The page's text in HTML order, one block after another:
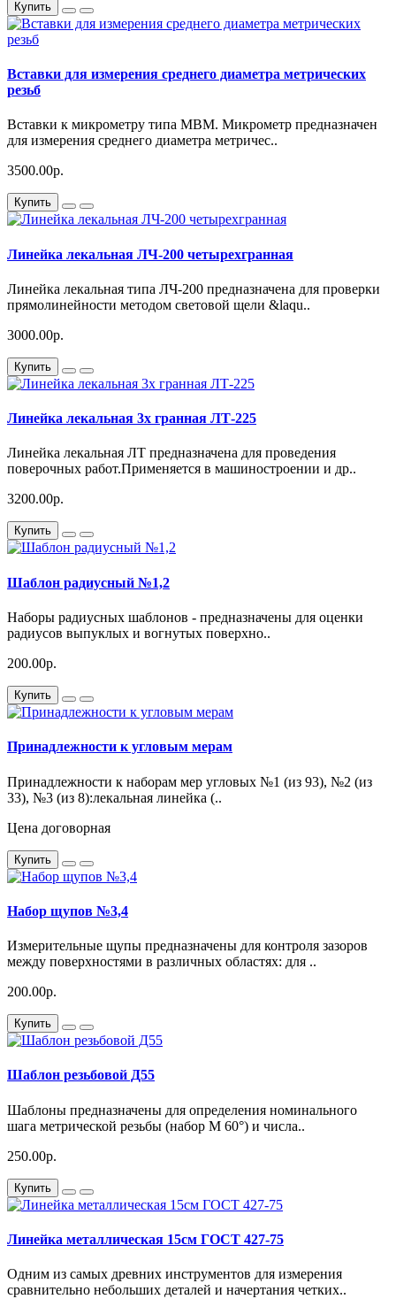
Купить
Вставки для измерения среднего диаметра метрических
резьб
Вставки к микрометру типа МВМ. Микрометр предназначен
для измерения среднего диаметра метричес..
3500.00р.
Купить
Линейка лекальная ЛЧ-200 четырехгранная
Линейка лекальная типа ЛЧ-200 предназначена для проверки
прямолинейности методом световой щели &laqu..
3000.00р.
Купить
Линейка лекальная 3х гранная ЛТ-225
Линейка лекальная ЛТ предназначена для проведения
поверочных работ.Применяется в машиностроении и др..
3200.00р.
Купить
Шаблон радиусный №1,2
Наборы радиусных шаблонов - предназначены для оценки
радиусов выпуклых и вогнутых поверхно..
200.00р.
Купить
Принадлежности к угловым мерам
Принадлежности к наборам мер угловых №1 (из 93), №2 (из
33), №3 (из 8):лекальная линейка (..
Цена договорная
Купить
Набор щупов №3,4
Измерительные щупы предназначены для контроля зазоров
между поверхностями в различных областях: для ..
200.00р.
Купить
Шаблон резьбовой Д55
Шаблоны предназначены для определения номинального
шага метрической резьбы (набор М 60°) и числа..
250.00р.
Купить
Линейка металлическая 15см ГОСТ 427-75
Одним из самых древних инструментов для измерения
сравнительно небольших деталей и начертания четких..